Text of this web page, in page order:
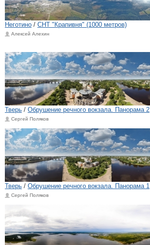
Неготино / СНТ "Крапивня" (1000 метров)
Алексей Алехин
Тверь / Обрушение речного вокзала. Панорама 2
Сергей Поляков
Тверь / Обрушение речного вокзала. Панорама 1
Сергей Поляков